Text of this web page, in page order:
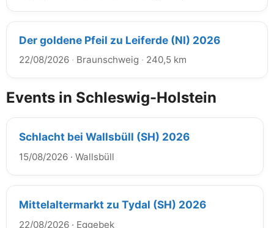
Der goldene Pfeil zu Leiferde (NI) 2026
22/08/2026 · Braunschweig · 240,5 km
Events in Schleswig-Holstein
Schlacht bei Wallsbüll (SH) 2026
15/08/2026 · Wallsbüll
Mittelaltermarkt zu Tydal (SH) 2026
22/08/2026 · Eggebek